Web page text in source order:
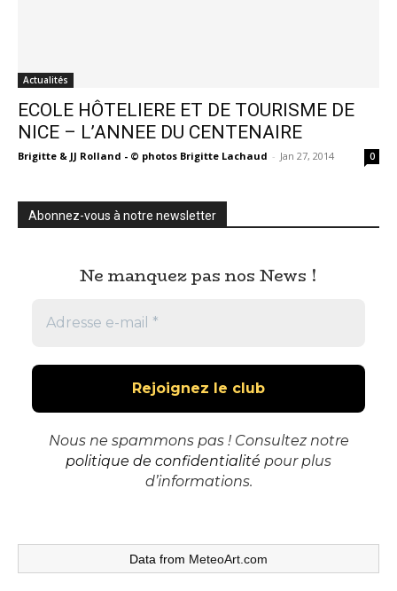
Actualités
ECOLE HÔTELIERE ET DE TOURISME DE
NICE – L’ANNEE DU CENTENAIRE
Brigitte & JJ Rolland - © photos Brigitte Lachaud - Jan 27, 2014 0
Abonnez-vous à notre newsletter
Ne manquez pas nos News !
Nous ne spammons pas ! Consultez notre
politique de confidentialité pour plus
d’informations.
Data from MeteoArt.com